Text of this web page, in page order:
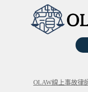
OLAW線上事故律